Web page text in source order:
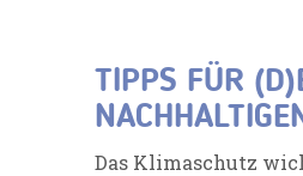
TIPPS FÜR
Das Klimaschutz